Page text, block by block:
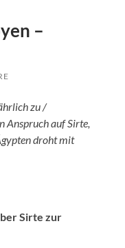
–
zu /
Anspruch auf Sirte,
droht mit
Sirte zur